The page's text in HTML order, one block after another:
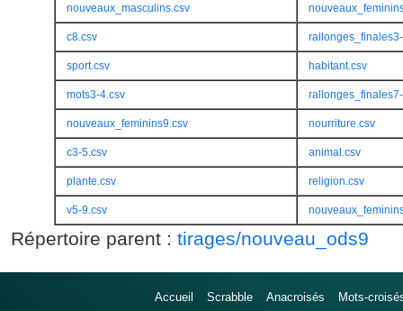
nouveaux_masculins.csv
c8.csv
sport.csv habitant.csv
mots3-4.csv
nouveaux_feminins9.csv nourriture.csv
c3-5.csv animal.csv
plante.csv religion.csv
v5-9.csv
Répertoire parent : tirages/nouveau_ods9
Accueil Scrabble Anacroisés Mots-